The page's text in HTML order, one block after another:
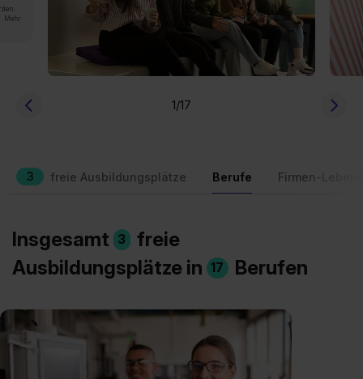
Mehr
1/17
3 freie Ausbildungsplätze Berufe Firmen-
Insgesamt 3
freie
Ausbildungsplätze in 17 Berufen